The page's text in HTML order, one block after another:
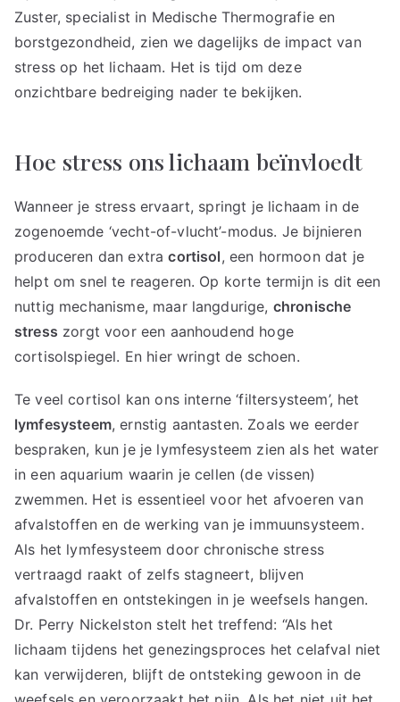
Zuster, specialist in Medische Thermografie en
borstgezondheid, zien we dagelijks de impact van
stress op het lichaam. Het is tijd om deze
onzichtbare bedreiging nader te bekijken.
Hoe stress ons lichaam beïnvloedt
Wanneer je stress ervaart, springt je lichaam in de
zogenoemde ‘vecht-of-vlucht’-modus. Je bijnieren
produceren dan extracortisol, een hormoon dat je
helpt om snel te reageren. Op korte termijn is dit een
nuttig mechanisme, maar langdurige, chronische
stress zorgt voor een aanhoudend hoge
cortisolspiegel. En hier wringt de schoen.
Te veel cortisol kan ons interne ‘filtersysteem’, het
lymfesysteem, ernstig aantasten. Zoals we eerder
bespraken, kun je je lymfesysteem zien als het water
in een aquarium waarin je cellen (de vissen)
zwemmen. Het is essentieel voor het afvoeren van
afvalstoffen en de werking van je immuunsysteem.
Als het lymfesysteem door chronische stress
vertraagd raakt of zelfs stagneert, blijven
afvalstoffen en ontstekingen in je weefsels hangen.
Dr. Perry Nickelston stelt het treffend: “Als het
lichaam tijdens het genezingsproces het celafval niet
kan verwijderen, blijft de ontsteking gewoon in de